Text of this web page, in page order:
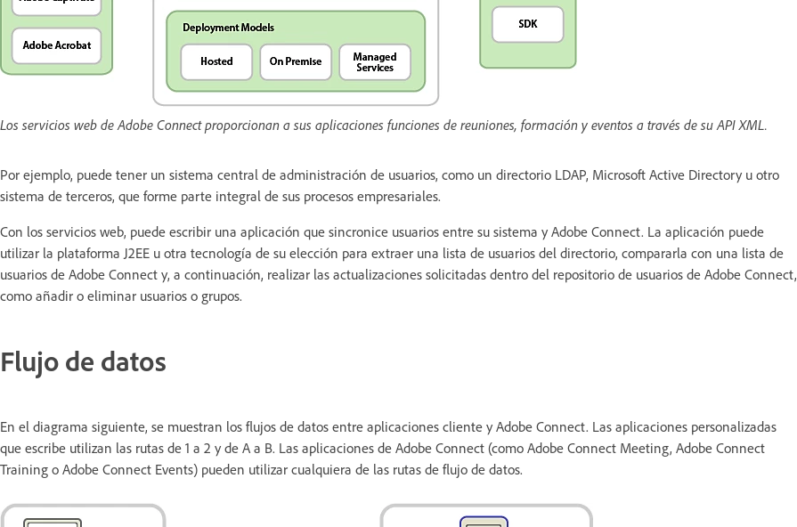
Los servicios web de Adobe Connect proporcionan a sus aplicaciones funciones de reuniones, formación y eventos a través de su API XML.
Por ejemplo, puede tener un sistema central de administración de usuarios, como un directorio LDAP, Microsoft Active Directory u otro
sistema de terceros, que forme parte integral de sus procesos empresariales.
Con los servicios web, puede escribir una aplicación que sincronice usuarios entre su sistema y Adobe Connect. La aplicación puede
utilizar la plataforma J2EE u otra tecnología de su elección para extraer una lista de usuarios del directorio, compararla con una lista de
usuarios de Adobe Connect y, a continuación, realizar las actualizaciones solicitadas dentro del repositorio de usuarios de Adobe Connect,
como añadir o eliminar usuarios o grupos.
Flujo de datos
En el diagrama siguiente, se muestran los flujos de datos entre aplicaciones cliente y Adobe Connect. Las aplicaciones personalizadas
que escribe utilizan las rutas de 1 a 2 y de A a B. Las aplicaciones de Adobe Connect (como Adobe Connect Meeting, Adobe Connect
Training o Adobe Connect Events) pueden utilizar cualquiera de las rutas de flujo de datos.